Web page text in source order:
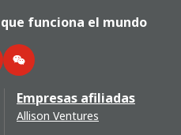
funciona el mundo
WeChat
Empresas afiliadas
Allison Ventures